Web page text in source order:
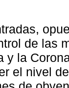
de las
y la
el nivel